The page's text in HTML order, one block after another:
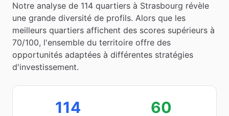
Notre analyse de 114 quartiers à Strasbourg révèle
une grande diversité de profils. Alors que les
meilleurs quartiers affichent des scores supérieurs à
70/100, l'ensemble du territoire offre des
opportunités adaptées à différentes stratégies
d'investissement.
114 60